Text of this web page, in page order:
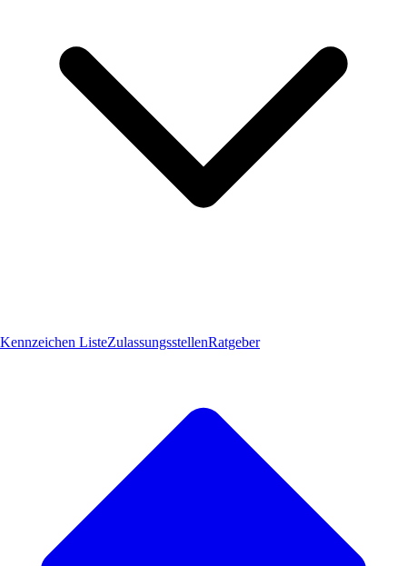
Kennzeichen ListeZulassungsstellenRatgeber